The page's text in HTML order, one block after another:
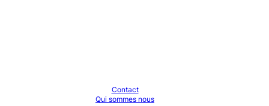
Contact
Qui sommes nous